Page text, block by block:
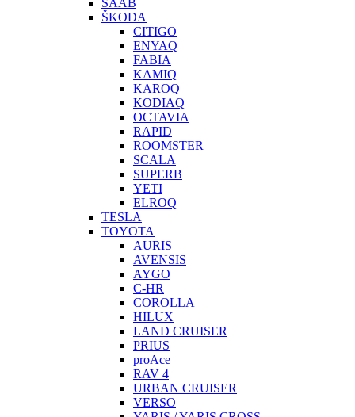
SAAB
ŠKODA
CITIGO
ENYAQ
FABIA
KAMIQ
KAROQ
KODIAQ
OCTAVIA
RAPID
ROOMSTER
SCALA
SUPERB
YETI
ELROQ
TESLA
TOYOTA
AURIS
AVENSIS
AYGO
C-HR
COROLLA
HILUX
LAND CRUISER
PRIUS
proAce
RAV 4
URBAN CRUISER
VERSO